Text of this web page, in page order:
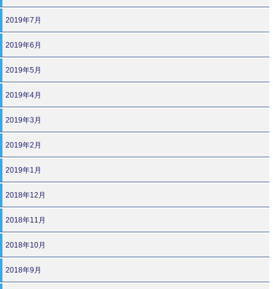
2019年7月
2019年6月
2019年5月
2019年4月
2019年3月
2019年2月
2019年1月
2018年12月
2018年11月
2018年10月
2018年9月